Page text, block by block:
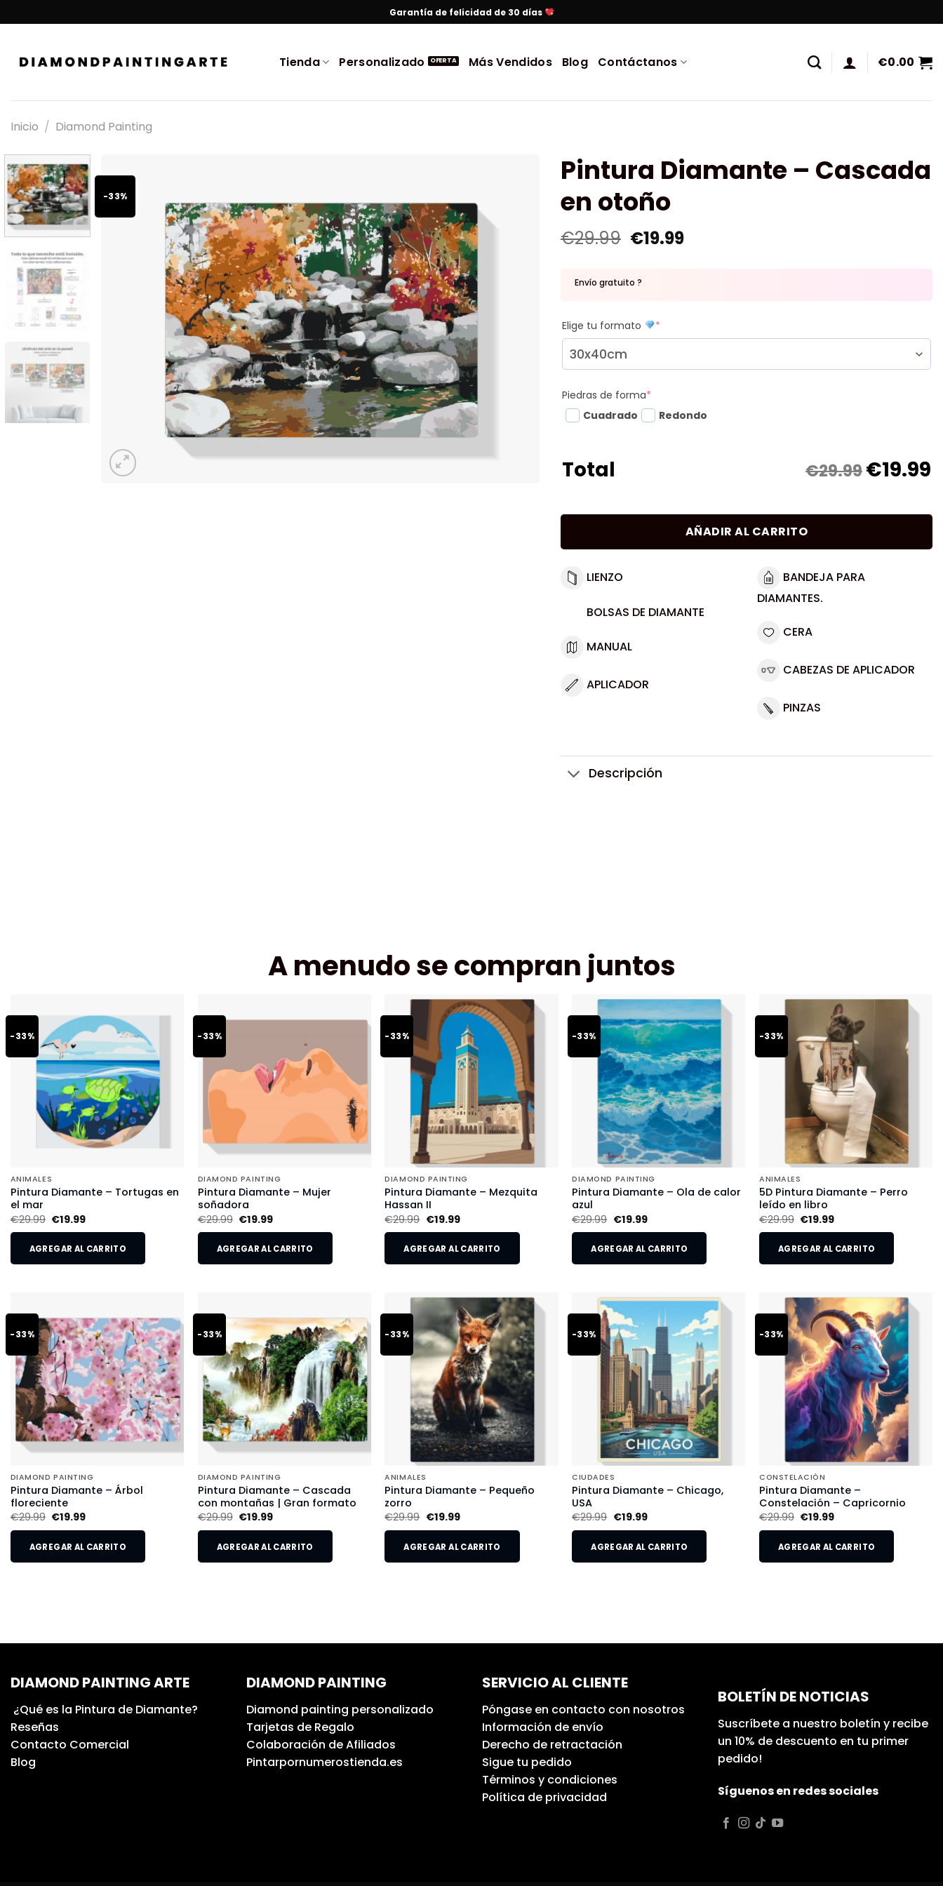
Garantía de felicidad de 30 días
Tienda Personalizado Más Vendidos Blog Contáctanos €0.00
Inicio / Diamond Painting
-33%
Pintura Diamante – Cascada
en otoño
€29.99 €19.99
Envío gratuito ?
Elige tu formato *
Piedras de forma*
Cuadrado
Redondo
Total €29.99€19.99
AÑADIR AL CARRITO
LIENZO
BOLSAS DE DIAMANTE
MANUAL
APLICADOR
BANDEJA PARA
DIAMANTES.
CERA
CABEZAS DE APLICADOR
PINZAS
Descripción
A menudo se compran juntos
-33%
ANIMALES
Pintura Diamante – Tortugas en
el mar
€29.99 €19.99
AGREGAR AL CARRITO
-33%
DIAMOND PAINTING
Pintura Diamante – Mujer
soñadora
€29.99 €19.99
AGREGAR AL CARRITO
-33%
DIAMOND PAINTING
Pintura Diamante – Mezquita
Hassan II
€29.99 €19.99
AGREGAR AL CARRITO
-33%
DIAMOND PAINTING
Pintura Diamante – Ola de calor
azul
€29.99 €19.99
AGREGAR AL CARRITO
-33%
ANIMALES
5D Pintura Diamante – Perro
leído en libro
€29.99 €19.99
AGREGAR AL CARRITO
-33%
DIAMOND PAINTING
Pintura Diamante – Árbol
floreciente
€29.99 €19.99
AGREGAR AL CARRITO
-33%
DIAMOND PAINTING
Pintura Diamante – Cascada
con montañas | Gran formato
€29.99 €19.99
AGREGAR AL CARRITO
-33%
ANIMALES
Pintura Diamante – Pequeño
zorro
€29.99 €19.99
AGREGAR AL CARRITO
-33%
CIUDADES
Pintura Diamante – Chicago,
USA
€29.99 €19.99
AGREGAR AL CARRITO
-33%
CONSTELACIÓN
Pintura Diamante –
Constelación – Capricornio
€29.99 €19.99
AGREGAR AL CARRITO
DIAMOND PAINTING ARTE
¿Qué es la Pintura de Diamante?
Reseñas
Contacto Comercial
Blog
DIAMOND PAINTING
Diamond painting personalizado
Tarjetas de Regalo
Colaboración de Afiliados
Pintarpornumerostienda.es
SERVICIO AL CLIENTE
Póngase en contacto con nosotros
Información de envío
Derecho de retractación
Sigue tu pedido
Términos y condiciones
Política de privacidad
BOLETÍN DE NOTICIAS
Suscríbete a nuestro boletín y recibe
un 10% de descuento en tu primer
pedido!
Síguenos en redes sociales